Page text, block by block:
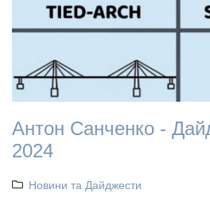
Антон Санченко -
2024
Новини та Дайджести